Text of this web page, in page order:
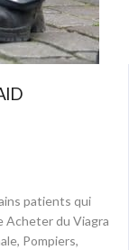
patients qui
Acheter du Viagra
Pompiers,